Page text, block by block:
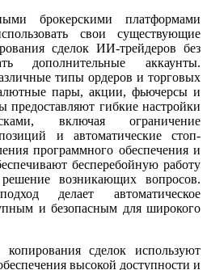
брокерскими платформами
свои существующие
сделок ИИ-трейдеров без
дополнительные аккаунты.
типы ордеров и торговых
пары, акции, фьючерсы и
гибкие настройки
включая ограничение
и автоматические стоп-
программного обеспечения и
бесперебойную работу
возникающих вопросов.
делает автоматическое
и безопасным для широкого
сделок используют
высокой доступности и